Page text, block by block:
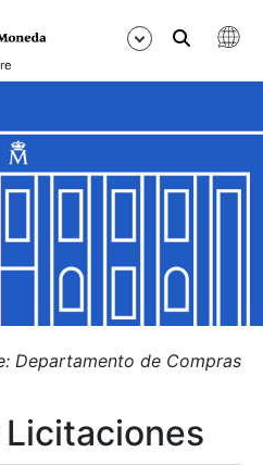
Departamento de Compras